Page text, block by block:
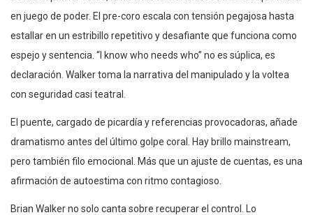
en juego de poder. El pre-coro escala con tensión pegajosa hasta
estallar en un estribillo repetitivo y desafiante que funciona como
espejo y sentencia. “I know who needs who” no es súplica, es
declaración. Walker toma la narrativa del manipulado y la voltea
con seguridad casi teatral.
El puente, cargado de picardía y referencias provocadoras, añade
dramatismo antes del último golpe coral. Hay brillo mainstream,
pero también filo emocional. Más que un ajuste de cuentas, es una
afirmación de autoestima con ritmo contagioso.
Brian Walker no solo canta sobre recuperar el control. Lo